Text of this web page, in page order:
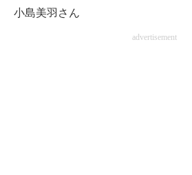
小島美羽さん
advertisement